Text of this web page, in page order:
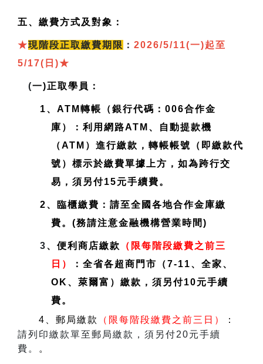
五、繳費方式及對象：
★現階段正取繳費期限 ： 2026/5/11(一)起至
5/17(日)★
(一)正取學員：
1、ATM轉帳（銀行代碼：006合作金
庫）：利用網路ATM、自動提款機
（ATM）進行繳款，轉帳帳號（即繳款代
號）標示於繳費單據上方，如為跨行交
易，須另付15元手續費。
2、臨櫃繳費：請至全國各地合作金庫繳
費。(務請注意金融機構營業時間)
3、便利商店繳款
（限每階段繳費之前三
日）
：全省各超商門市（7-11、全家、
OK、萊爾富）繳款，須另付10元手續
費。
4、郵局繳款
（限每階段繳費之前三日）
：
請列印繳款單至郵局繳款，須另付20元手續
費。
。